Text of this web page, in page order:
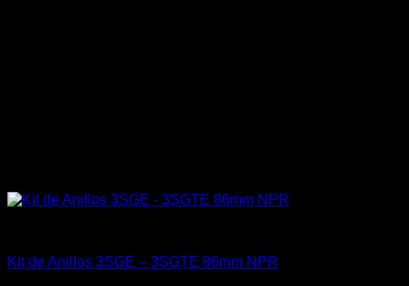
Kit de Anillos 3SGE – 3SGTE 86mm NPR